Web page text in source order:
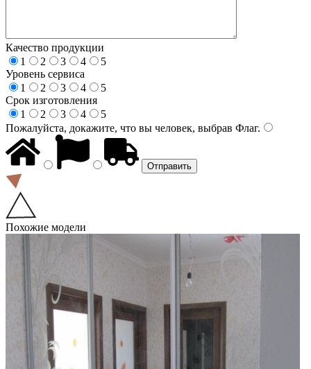
Качество продукции
1
2 3 4
5
Уровень сервиса
1
2 3 4
5
Срок изготовления
1
2 3 4
5
Пожалуйста, докажите, что вы человек, выбрав Флаг.
Похожие модели